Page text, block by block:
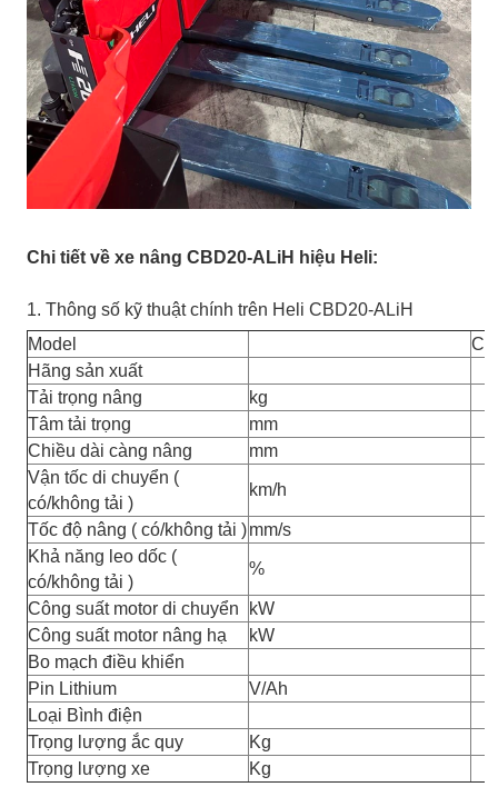
Chi tiết về xe nâng CBD20-ALiH hiệu Heli:
1. Thông số kỹ thuật chính trên Heli CBD20-ALiH
Model
Hãng sản xuất
Tải trọng nâng
kg
Tâm tải trọng
mm
Chiều dài càng nâng
mm
Vận tốc di chuyển (
có/không tải )
km/h
Tốc độ nâng ( có/không tải )mm/s
Khả năng leo dốc (
có/không tải )
%
Công suất motor di chuyển
kW
Công suất motor nâng hạ
kW
Bo mạch điều khiển
Pin Lithium
V/Ah
Loại Bình điện
Trọng lượng ắc quy
Kg
Trọng lượng xe
Kg